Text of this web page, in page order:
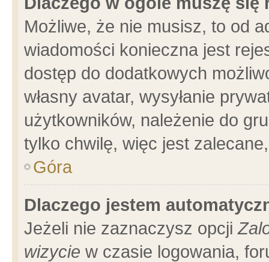
Możliwe, że nie musisz, to od
wiadomości konieczna jest
dostęp do dodatkowych
własny avatar, wysyłanie
użytkowników, należenie do
tylko chwilę, więc jest
Góra
Dlaczego jestem
Jeżeli nie zaznaczysz opcji
wizycie w czasie logowania,